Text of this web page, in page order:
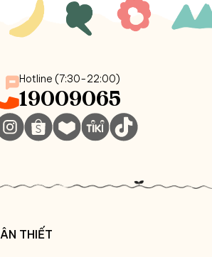
Hotline (7:30-22:00)
19009065
THIẾT